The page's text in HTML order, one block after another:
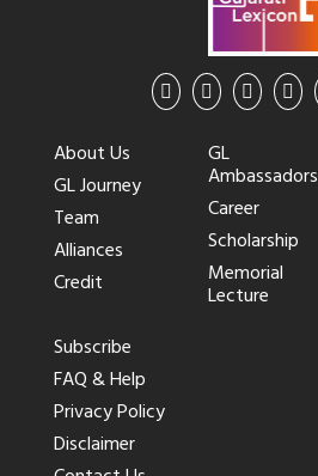
About Us
GL Journey
Team
Alliances
Credit
GL
Ambassadors
Career
Scholarship
Memorial
Lecture
Subscribe
FAQ & Help
Privacy Policy
Disclaimer